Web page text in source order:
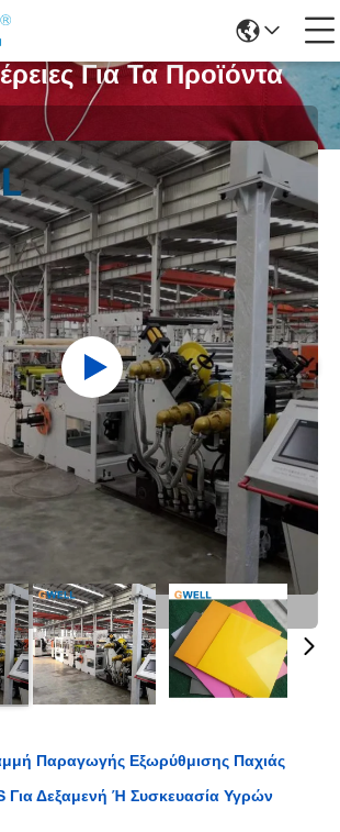
Για Τα Προϊόντα
Παραγωγής Εξωρύθμισης Παχιάς
Για Δεξαμενή Ή Συσκευασία Υγρών